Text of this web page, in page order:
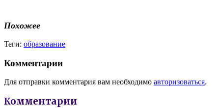
Похожее
Теги: образование
Комментарии
Для отправки комментария вам необходимо авторизоваться.
Комментарии